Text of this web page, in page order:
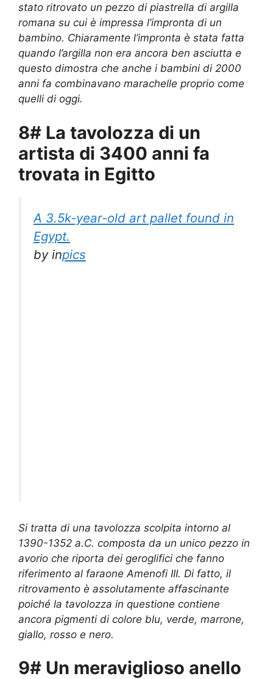
stato ritrovato un pezzo di piastrella di argilla
romana su cui è impressa l’impronta di un
bambino. Chiaramente l’impronta è stata fatta
quando l’argilla non era ancora ben asciutta e
questo dimostra che anche i bambini di 2000
anni fa combinavano marachelle proprio come
quelli di oggi.
8# La tavolozza di un
artista di 3400 anni fa
trovata in Egitto
A 3.5k-year-old art pallet found in
Egypt.
byinpics
Si tratta di una tavolozza scolpita intorno al
1390-1352 a.C. composta da un unico pezzo in
avorio che riporta dei geroglifici che fanno
riferimento al faraone Amenofi III. Di fatto, il
ritrovamento è assolutamente affascinante
poiché la tavolozza in questione contiene
ancora pigmenti di colore blu, verde, marrone,
giallo, rosso e nero.
9# Un meraviglioso anello